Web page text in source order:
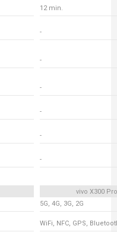
12 min.
-
-
-
-
-
-
vivo X300 Pro
5G, 4G, 3G, 2G
WiFi, NFC, GPS,